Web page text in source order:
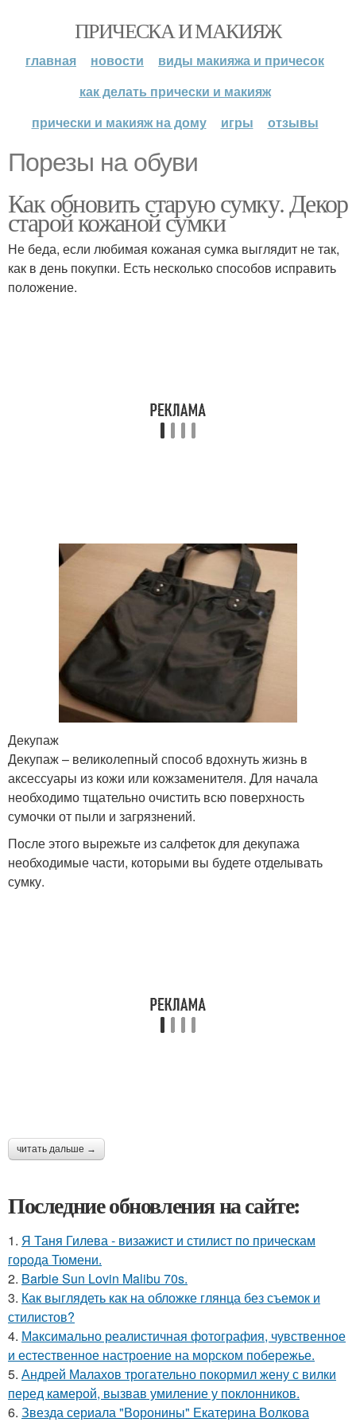
ПРИЧЕСКА И МАКИЯЖ
главная новости
виды макияжа и причесок
как делать прически и макияж
прически и макияж на дому
игры отзывы
Порезы на обуви
Как обновить старую сумку. Декор
старой кожаной сумки
Не беда, если любимая кожаная сумка выглядит не так,
как в день покупки. Есть несколько способов исправить
положение.
Декупаж
Декупаж – великолепный способ вдохнуть жизнь в
аксессуары из кожи или кожзаменителя. Для начала
необходимо тщательно очистить всю поверхность
сумочки от пыли и загрязнений.
После этого вырежьте из салфеток для декупажа
необходимые части, которыми вы будете отделывать
сумку.
читать дальше →
Последние обновления на сайте:
1. Я Таня Гилева - визажист и стилист по прическам
города Тюмени.
2. Barbie Sun Lovin Malibu 70s.
3. Как выглядеть как на обложке глянца без съемок и
стилистов?
4. Максимально реалистичная фотография, чувственное
и естественное настроение на морском побережье.
5. Андрей Малахов трогательно покормил жену с вилки
перед камерой, вызвав умиление у поклонников.
6. Звезда сериала "Воронины" Екатерина Волкова